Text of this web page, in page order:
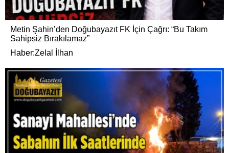
Metin Şahin’den Doğubayazıt FK İçin Çağrı: “Bu Takım
Sahipsiz Bırakılamaz”
Haber:Zelal İlhan